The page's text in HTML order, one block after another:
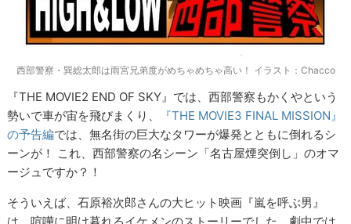
西部警察・巽総太郎は雨宮兄弟度がめちゃめちゃ高い！ イラスト：Chacco
『THE MOVIE2 END OF SKY』では、西部警察もかくやという
勢いで車が宙を飛びまくり、
『THE MOVIE3 FINAL MISSION』
の予告編では、無名街の巨大なタワーが爆発とともに倒れるシ
ーンが！ これ、西部警察の名シーン「名古屋煙突倒し」のオマ
ージュですか？！
そういえば、石原裕次郎さんの大ヒット映画『嵐を呼ぶ男』